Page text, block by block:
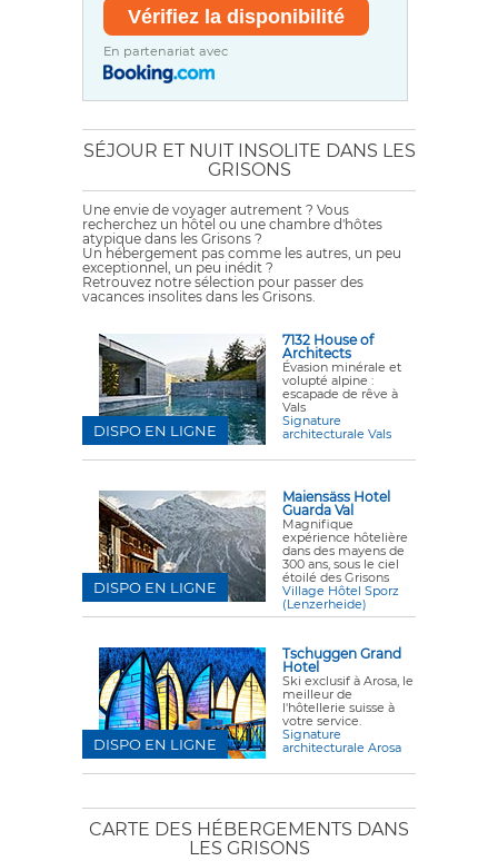
En partenariat avec
SÉJOUR ET NUIT INSOLITE DANS LES
GRISONS
Une envie de voyager autrement ? Vous
recherchez un hôtel ou une chambre d'hôtes
atypique dans les Grisons ?
Un hébergement pas comme les autres, un peu
exceptionnel, un peu inédit ?
Retrouvez notre sélection pour passer des
vacances insolites dans les Grisons.
7132 House of
Architects
Évasion minérale et
volupté alpine :
escapade de rêve à
Vals
Signature
architecturale Vals
DISPO EN LIGNE
Maiensäss Hotel
Guarda Val
Magnifique
expérience hôtelière
dans des mayens de
300 ans, sous le ciel
étoilé des Grisons
Village Hôtel Sporz
(Lenzerheide)
DISPO EN LIGNE
Tschuggen Grand
Hotel
Ski exclusif à Arosa, le
meilleur de
l'hôtellerie suisse à
votre service.
Signature
architecturale Arosa
DISPO EN LIGNE
CARTE DES HÉBERGEMENTS DANS
LES GRISONS